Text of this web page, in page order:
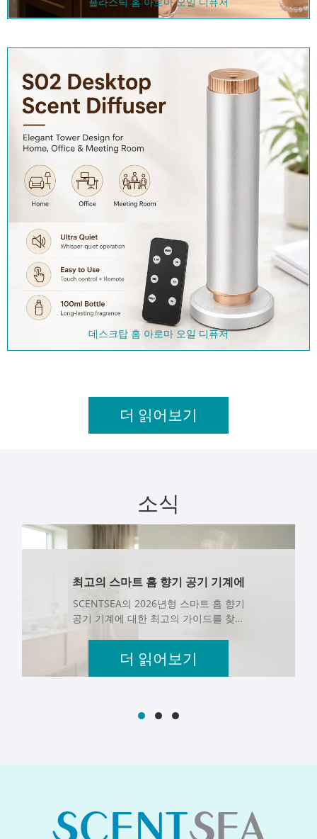
데스크탑 홈 아로마 오일 디퓨저
더 읽어보기
소식
최고의 스마트 홈 향기 공기 기계에
환성 및 환경 친화적인
SCENTSEA의 2026년형 스마트 홈 향기
공기 기계에 대한 최고의 가이드를 찾아
다.
더 읽어보기